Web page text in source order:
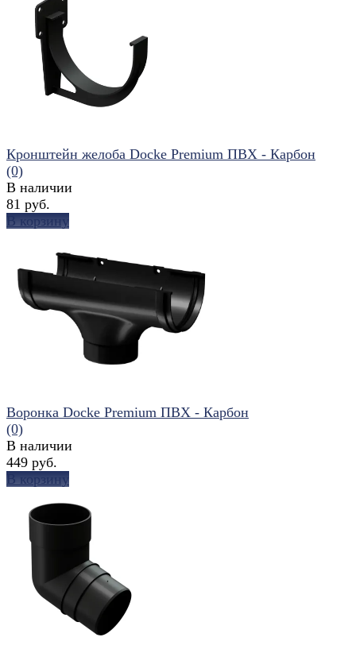
избранное
избранное сравнить
Кронштейн желоба Docke Premium ПВХ - Карбон
(0)
В наличии
81 руб.
В корзину
избранное сравнить
Воронка Docke Premium ПВХ - Карбон
(0)
В наличии
449 руб.
В корзину